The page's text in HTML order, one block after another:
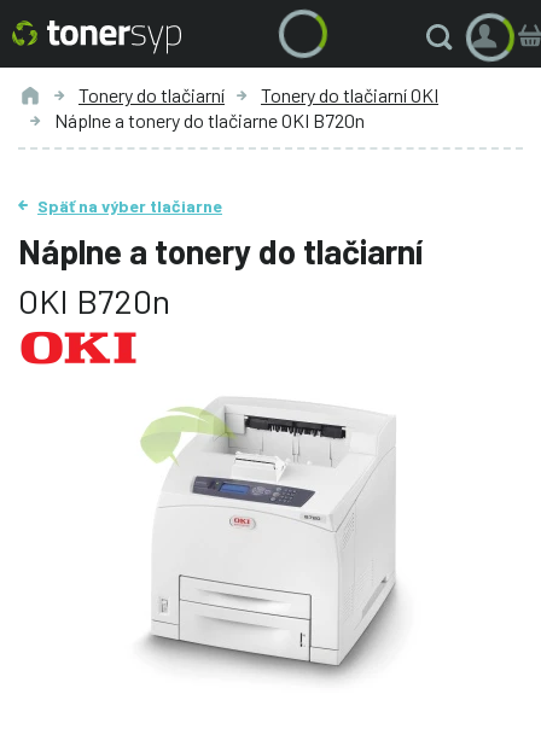
Tonery do tlačiarní
Tonery do tlačiarní OKI
Náplne a tonery do tlačiarne OKI B720n
Späť na výber tlačiarne
Náplne a tonery do tlačiarní
OKI B720n